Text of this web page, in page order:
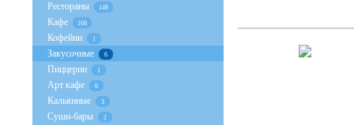
Рестораны 148
Кафе 166
Кофейни 1
Закусочные 6
Пиццерии 1
Арт кафе 6
Кальянные 3
Суши-бары 2